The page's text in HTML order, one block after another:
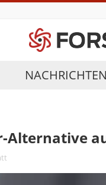
NACHRICHTEN
Alternative